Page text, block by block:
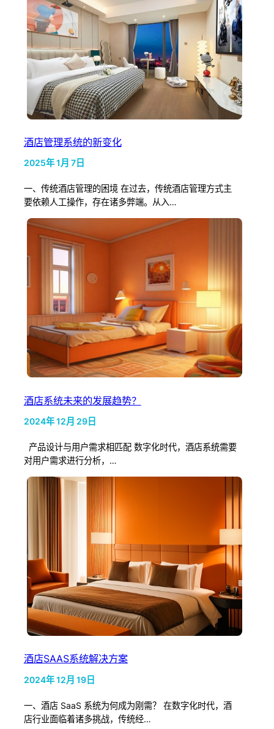
酒店管理系统的新变化
2025年 1月 7日
一、传统酒店管理的困境 在过去，传统酒店管理方式主
要依赖人工操作，存在诸多弊端。从入…
酒店系统未来的发展趋势？
2024年 12月 29日
产品设计与用户需求相匹配 数字化时代，酒店系统需要
对用户需求进行分析，…
酒店SAAS系统解决方案
2024年 12月 19日
一、酒店 SaaS 系统为何成为刚需？ 在数字化时代，酒
店行业面临着诸多挑战，传统经…